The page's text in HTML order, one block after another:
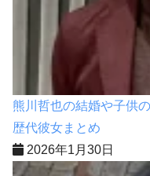
熊川哲也の結婚や子供
歴代彼女まとめ
2026年1月30日